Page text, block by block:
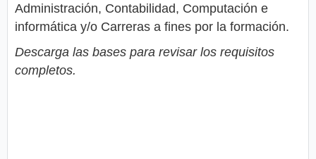
Administración, Contabilidad, Computación e
informática y/o Carreras a fines por la formación.
Descarga las bases para revisar los requisitos
completos.